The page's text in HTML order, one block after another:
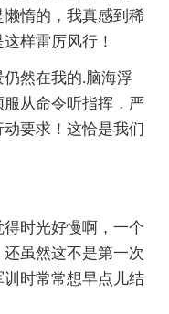
惰的，我真感到稀
样雷厉风行！
然在我的.脑海浮
从命令听指挥，严
要求！这恰是我们
时光好慢啊，一个
虽然这不是第一次
时常常想早点儿结